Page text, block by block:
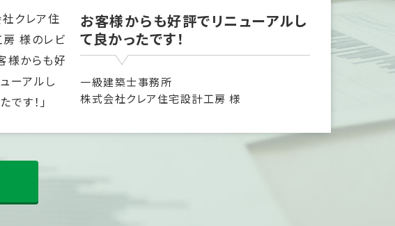
お客様からも好評でリニューアルし
て良かったです！
一級建築士事務所
株式会社クレア住宅設計工房 様